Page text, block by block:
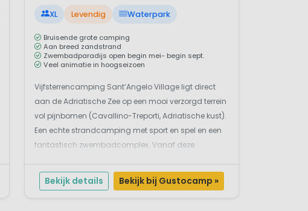
XL Levendig Waterpark
Bruisende grote camping
Aan breed zandstrand
Zwembadparadijs open begin mei- begin sept.
Veel animatie in hoogseizoen
Vijfsterrencamping Sant’Angelo Village ligt direct
aan de Adriatische Zee op een mooi verzorgd terrein
vol pijnbomen (Cavallino-Treporti, Adriatische kust).
Een echte strandcamping met sport en spel en een
fantastisch zwembadcomplex. Vanaf deze
aflopende schitterende strand op. Omgeven door
water ...
Bekijk details Bekijk bij Gustocamp »